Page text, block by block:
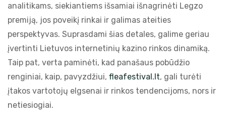
analitikams, siekiantiems išsamiai išnagrinėti Legzo
premiją, jos poveikį rinkai ir galimas ateities
perspektyvas. Suprasdami šias detales, galime geriau
įvertinti Lietuvos internetinių kazino rinkos dinamiką.
Taip pat, verta paminėti, kad panašaus pobūdžio
renginiai, kaip, pavyzdžiui, fleafestival.lt, gali turėti
įtakos vartotojų elgsenai ir rinkos tendencijoms, nors ir
netiesiogiai.